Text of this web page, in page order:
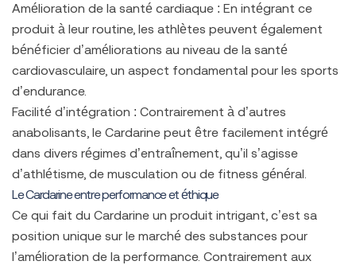
Amélioration de la santé cardiaque : En intégrant ce
produit à leur routine, les athlètes peuvent également
bénéficier d’améliorations au niveau de la santé
cardiovasculaire, un aspect fondamental pour les sports
d’endurance.
Facilité d’intégration : Contrairement à d’autres
anabolisants, le Cardarine peut être facilement intégré
dans divers régimes d’entraînement, qu’il s’agisse
d’athlétisme, de musculation ou de fitness général.
Le Cardarine entre performance et éthique
Ce qui fait du Cardarine un produit intrigant, c’est sa
position unique sur le marché des substances pour
l’amélioration de la performance. Contrairement aux